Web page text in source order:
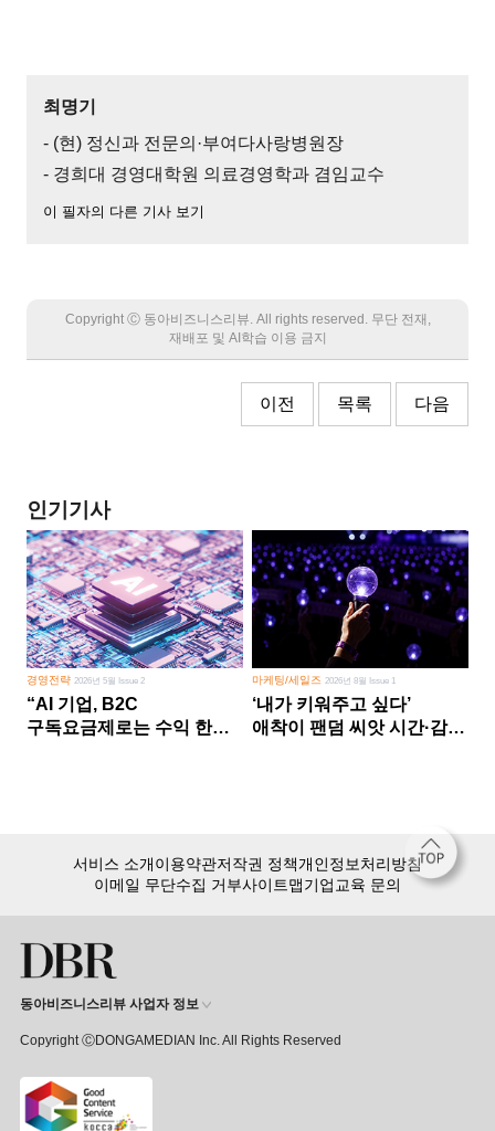
최명기
- (현) 정신과 전문의·부여다사랑병원장
- 경희대 경영대학원 의료경영학과 겸임교수
이 필자의 다른 기사 보기
Copyright Ⓒ 동아비즈니스리뷰. All rights reserved. 무단 전재,
재배포 및 AI학습 이용 금지
이전 목록 다음
인기기사
경영전략 2026년 5월 Issue 2
“AI 기업, B2C
구독요금제로는 수익 한계
마케팅/세일즈 2026년 8월 Issue 1
‘내가 키워주고 싶다’
애착이 팬덤 씨앗 시간·감정
15,000여 건의 DBR 콘텐츠를
서비스 소개이용약관저작권 정책개인정보처리방침
이메일 무단수집 거부사이트맵기업교육 문의
동아비즈니스리뷰 사업자 정보
Copyright ⒸDONGAMEDIAN Inc. All Rights Reserved